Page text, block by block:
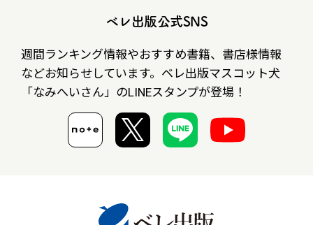
ベレ出版公式SNS
週間ランキング情報やおすすめ書籍、書店様情報
などお知らせしています。ベレ出版マスコット犬
「なみへいさん」のLINEスタンプが登場！